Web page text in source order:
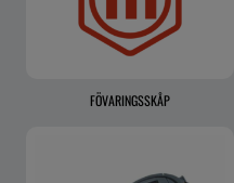
FÖVARINGSSKÅP